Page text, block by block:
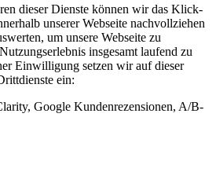
dieser Dienste können wir das Klick-
unserer Webseite nachvollziehen
um unsere Webseite zu
insgesamt laufend zu
Einwilligung setzen wir auf dieser
ein:
Google Kundenrezensionen, A/B-